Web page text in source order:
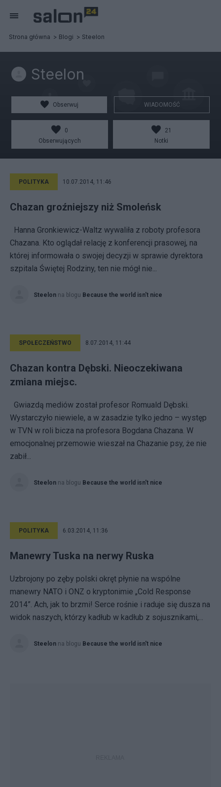
Strona główna Blogi Steelon
Steelon
Obserwuj WIADOMOŚĆ
0
Obserwujących
21
Notki
POLITYKA 10.07.2014, 11:46
Chazan groźniejszy niż Smoleńsk
Hanna Gronkiewicz-Waltz wywaliła z roboty profesora
Chazana. Kto oglądał relację z konferencji prasowej, na
której informowała o swojej decyzji w sprawie dyrektora
szpitala Świętej Rodziny, ten nie mógł nie...
Steelon na blogu Because the world isn't nice
SPOŁECZEŃSTWO 8.07.2014, 11:44
Chazan kontra Dębski. Nieoczekiwana
zmiana miejsc.
Gwiazdą mediów został profesor Romuald Dębski.
Wystarczyło niewiele, a w zasadzie tylko jedno – występ
w TVN w roli bicza na profesora Bogdana Chazana. W
emocjonalnej przemowie wieszał na Chazanie psy, że nie
zabił...
Steelon na blogu Because the world isn't nice
POLITYKA 6.03.2014, 11:36
Manewry Tuska na nerwy Ruska
Uzbrojony po zęby polski okręt płynie na wspólne
manewry NATO i ONZ o kryptonimie „Cold Response
2014”. Ach, jak to brzmi! Serce rośnie i raduje się dusza na
widok naszych, którzy kadłub w kadłub z sojusznikami,...
Steelon na blogu Because the world isn't nice